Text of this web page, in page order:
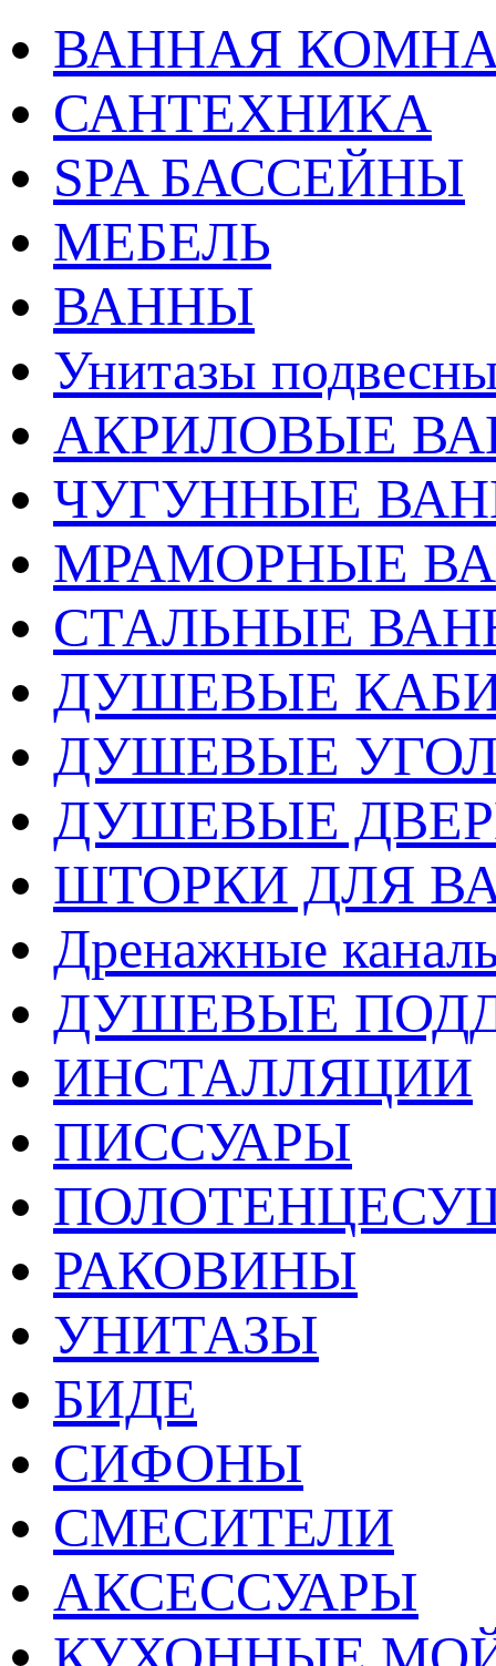
ВАННАЯ
САНТЕХНИКА
SPA БАССЕЙНЫ
МЕБЕЛЬ
ВАННЫ
Унитазы
АКРИЛОВЫЕ
ЧУГУННЫЕ
МРАМОРНЫЕ
СТАЛЬНЫЕ
ДУШЕВЫЕ
ДУШЕВЫЕ
ДУШЕВЫЕ
ШТОРКИ ДЛЯ
Дренажные
ДУШЕВЫЕ
ИНСТАЛЛЯЦИИ
ПИССУАРЫ
РАКОВИНЫ
УНИТАЗЫ
БИДЕ
СИФОНЫ
СМЕСИТЕЛИ
АКСЕССУАРЫ